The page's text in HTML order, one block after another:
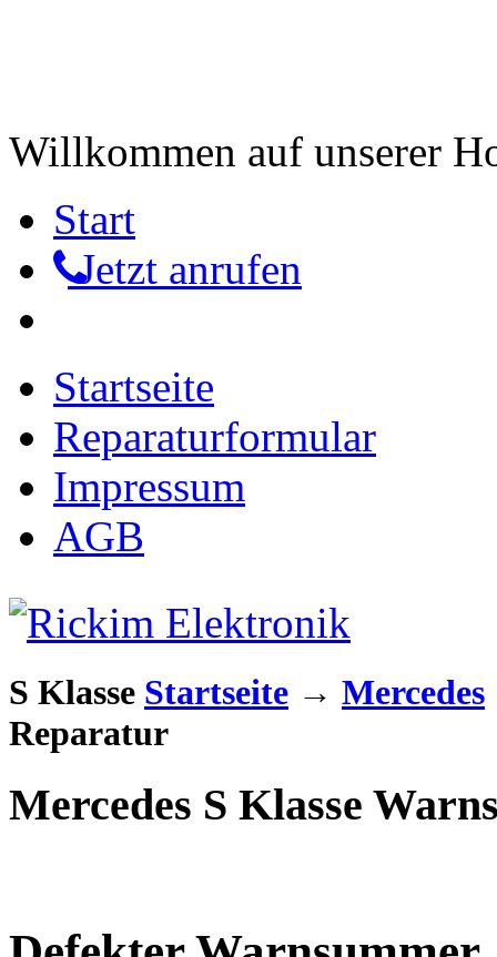
Willkommen auf unserer
Start
Jetzt anrufen
Startseite
Reparaturformular
Impressum
AGB
S Klasse Startseite → Mercedes
Reparatur
Mercedes S Klasse